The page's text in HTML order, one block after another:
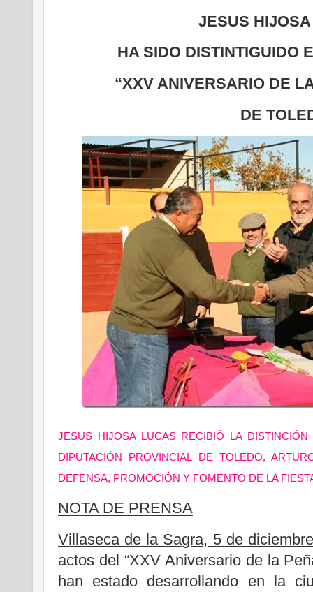
JESUS
HA SIDO DISTINTIGUIDO
“XXV ANIVERSARIO DE
DE
JESUS HIJOSA LUCAS RECIBIÓ LA
DIPUTACIÓN PROVINCIAL DE TOLEDO,
DEFENSA, PROMOCIÓN Y FOMENTO DE LA
NOTA DE PRENSA
Villaseca de la Sagra, 5 de
actos del “XXV Aniversario de la
han estado desarrollando en la